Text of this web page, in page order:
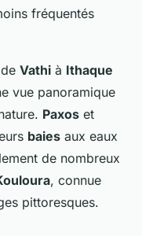
fréquentés
de Vathi à Ithaque
vue panoramique
Paxos et
baies aux eaux
de nombreux
, connue
pittoresques.